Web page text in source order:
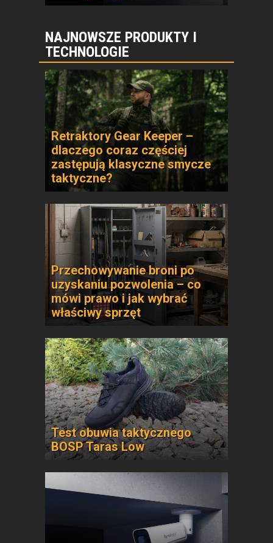
NAJNOWSZE PRODUKTY I
TECHNOLOGIE
Retraktory Gear Keeper –
dlaczego coraz częściej
zastępują klasyczne smycze
taktyczne?
Przechowywanie broni po
uzyskaniu pozwolenia – co
mówi prawo i jak wybrać
właściwy sprzęt
Test obuwia taktycznego
BOSP Taras Low